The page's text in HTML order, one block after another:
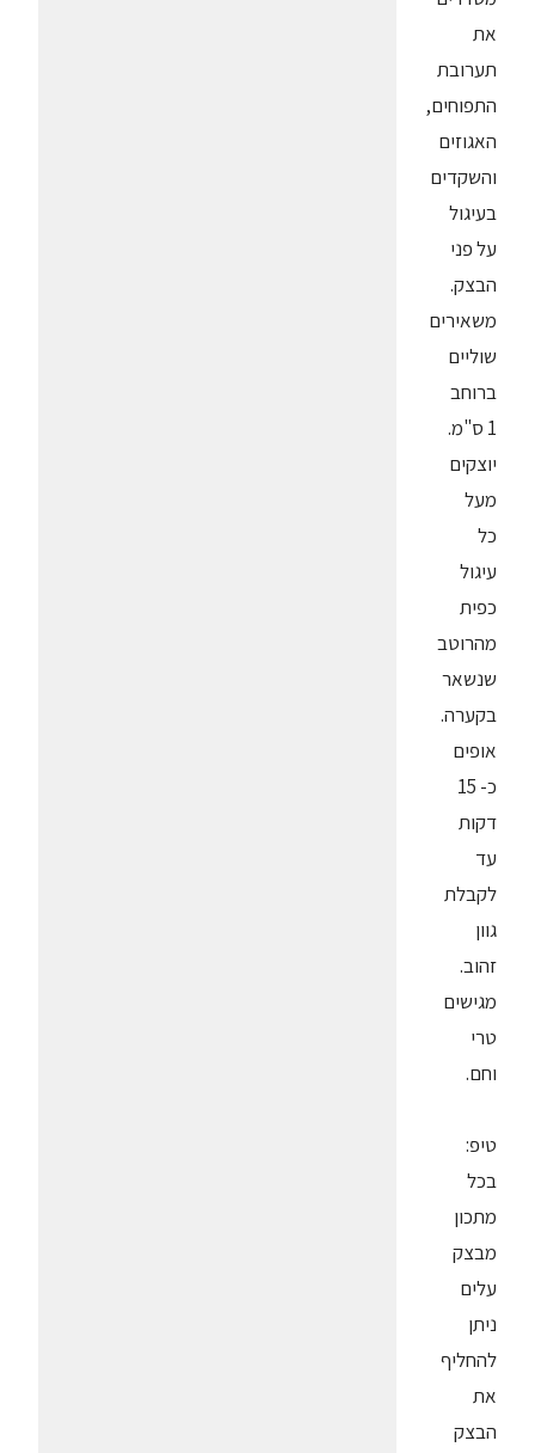
את
תערובת
התפוחים,
האגוזים
והשקדים
בעיגול
על פני
הבצק.
משאירים
שוליים
ברוחב
1 ס"מ.
יוצקים
מעל
כל
עיגול
כפית
מהרוטב
שנשאר
בקערה.
אופים
כ- 15
דקות
עד
לקבלת
גוון
זהוב.
מגישים
טרי
וחם.
טיפ:
בכל
מתכון
מבצק
עלים
ניתן
להחליף
את
הבצק